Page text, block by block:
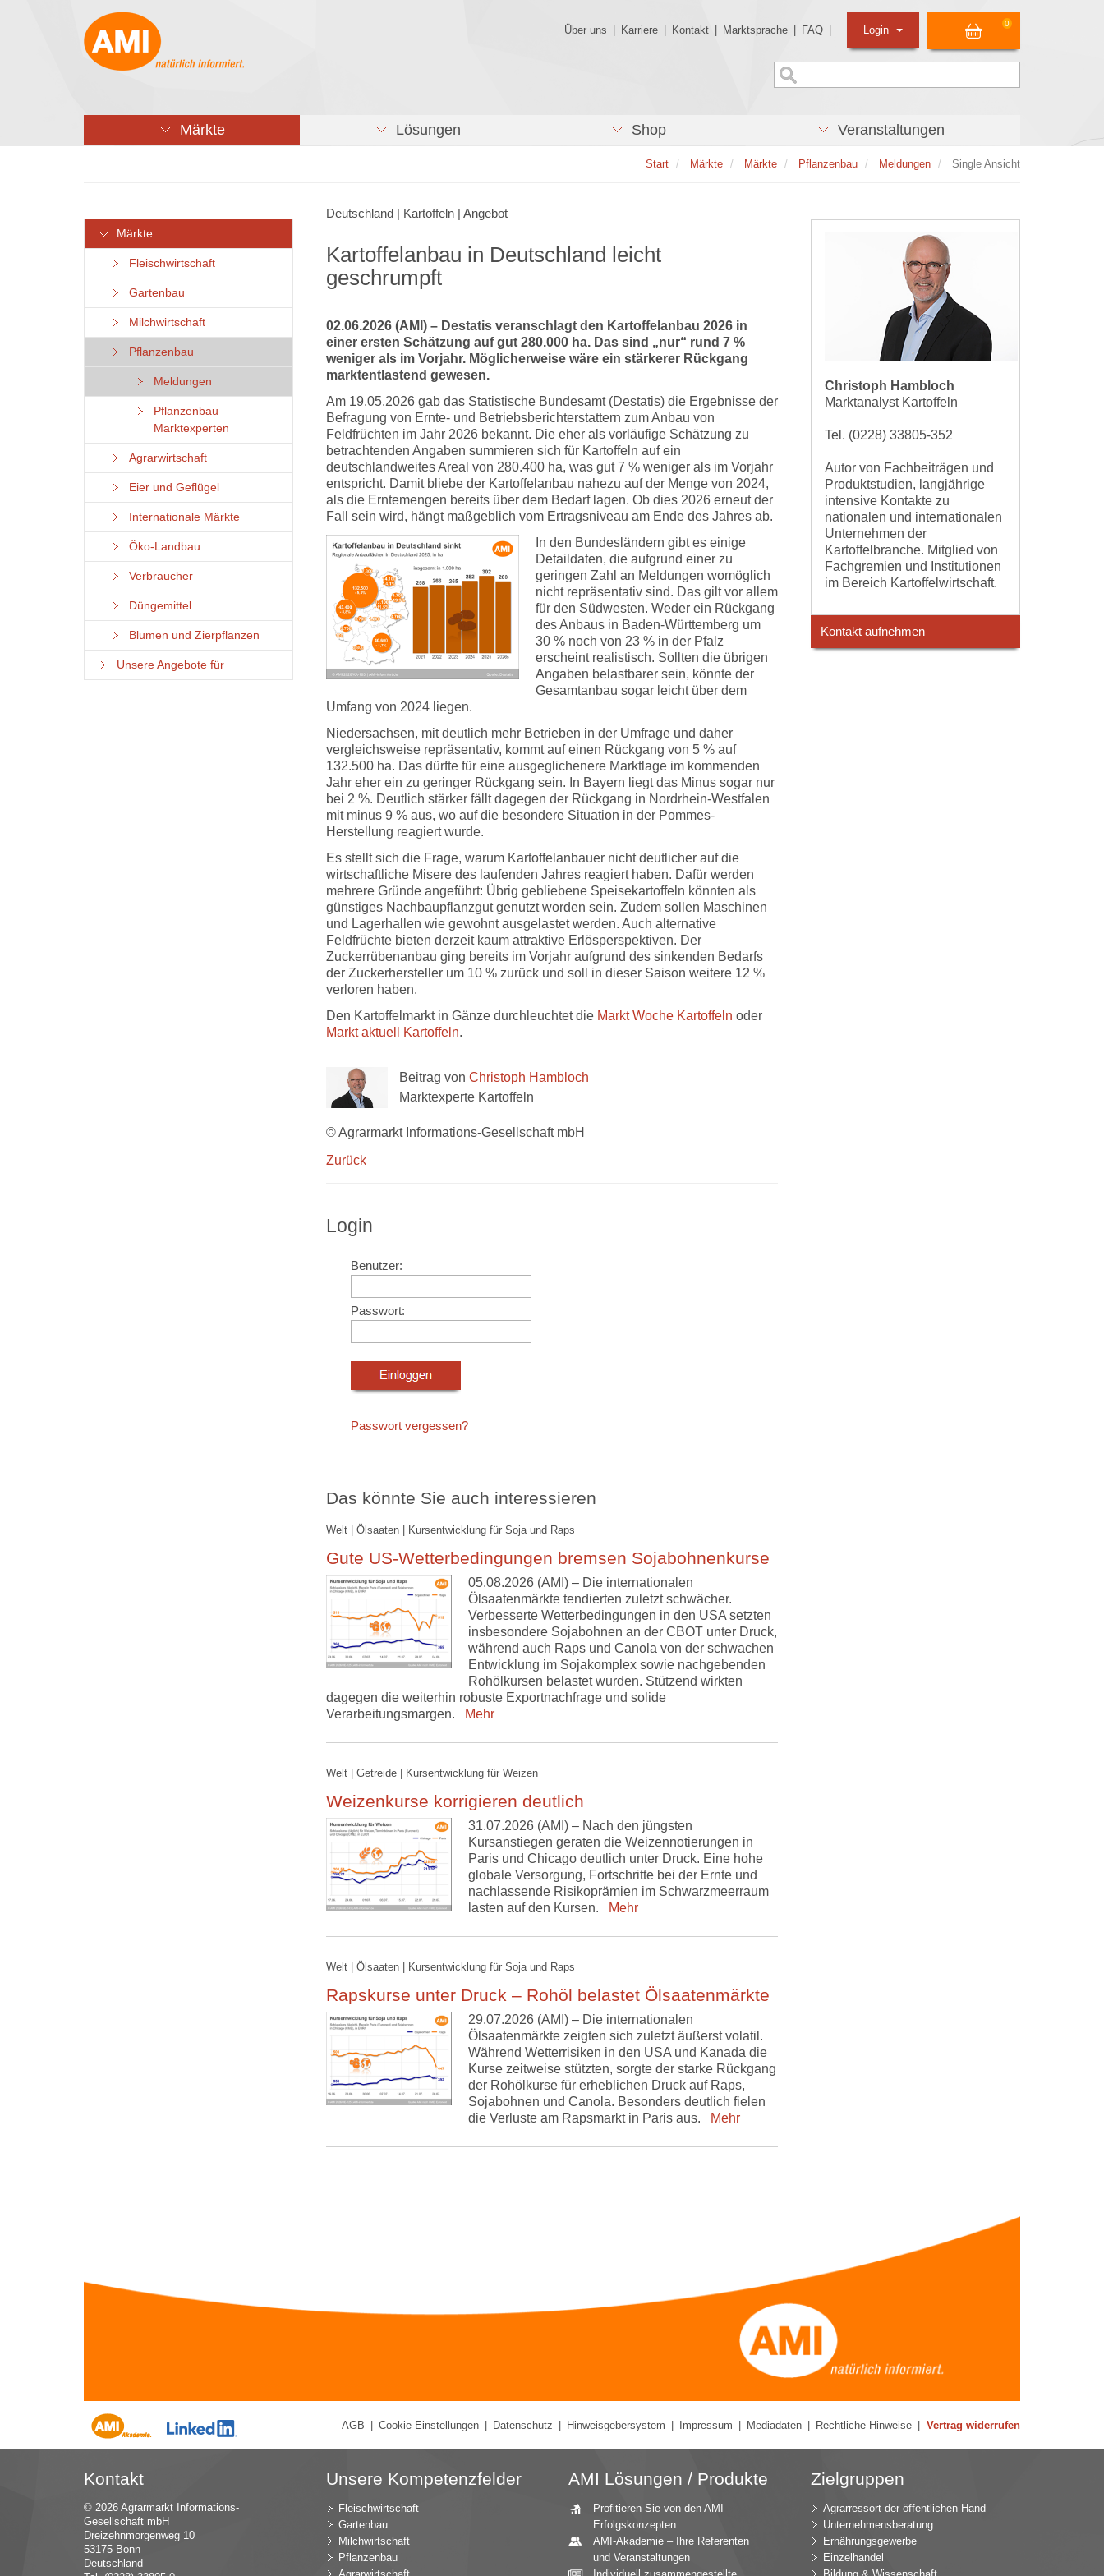
Über uns Karriere Kontakt Marktsprache FAQ
0
Login
Märkte Lösungen Shop Veranstaltungen
Start Märkte Märkte Pflanzenbau Meldungen Single Ansicht
Märkte
Fleischwirtschaft
Gartenbau
Milchwirtschaft
Pflanzenbau
Meldungen
Pflanzenbau
Marktexperten
Agrarwirtschaft
Eier und Geflügel
Internationale Märkte
Öko-Landbau
Verbraucher
Düngemittel
Blumen und Zierpflanzen
Unsere Angebote für
Deutschland | Kartoffeln | Angebot
Kartoffelanbau in Deutschland leicht
geschrumpft
02.06.2026 (AMI) – Destatis veranschlagt den Kartoffelanbau 2026 in
einer ersten Schätzung auf gut 280.000 ha. Das sind „nur“ rund 7 %
weniger als im Vorjahr. Möglicherweise wäre ein stärkerer Rückgang
marktentlastend gewesen.
Am 19.05.2026 gab das Statistische Bundesamt (Destatis) die Ergebnisse der
Befragung von Ernte- und Betriebsberichterstattern zum Anbau von
Feldfrüchten im Jahr 2026 bekannt. Die eher als vorläufige Schätzung zu
betrachtenden Angaben summieren sich für Kartoffeln auf ein
deutschlandweites Areal von 280.400 ha, was gut 7 % weniger als im Vorjahr
entspricht. Damit bliebe der Kartoffelanbau nahezu auf der Menge von 2024,
als die Erntemengen bereits über dem Bedarf lagen. Ob dies 2026 erneut der
Fall sein wird, hängt maßgeblich vom Ertragsniveau am Ende des Jahres ab.
In den Bundesländern gibt es einige
Detaildaten, die aufgrund einer zu
geringen Zahl an Meldungen womöglich
nicht repräsentativ sind. Das gilt vor allem
für den Südwesten. Weder ein Rückgang
des Anbaus in Baden-Württemberg um
30 % noch von 23 % in der Pfalz
erscheint realistisch. Sollten die übrigen
Angaben belastbarer sein, könnte der
Gesamtanbau sogar leicht über dem
Umfang von 2024 liegen.
Niedersachsen, mit deutlich mehr Betrieben in der Umfrage und daher
vergleichsweise repräsentativ, kommt auf einen Rückgang von 5 % auf
132.500 ha. Das dürfte für eine ausgeglichenere Marktlage im kommenden
Jahr eher ein zu geringer Rückgang sein. In Bayern liegt das Minus sogar nur
bei 2 %. Deutlich stärker fällt dagegen der Rückgang in Nordrhein-Westfalen
mit minus 9 % aus, wo auf die besondere Situation in der Pommes-
Herstellung reagiert wurde.
Es stellt sich die Frage, warum Kartoffelanbauer nicht deutlicher auf die
wirtschaftliche Misere des laufenden Jahres reagiert haben. Dafür werden
mehrere Gründe angeführt: Übrig gebliebene Speisekartoffeln könnten als
günstiges Nachbaupflanzgut genutzt worden sein. Zudem sollen Maschinen
und Lagerhallen wie gewohnt ausgelastet werden. Auch alternative
Feldfrüchte bieten derzeit kaum attraktive Erlösperspektiven. Der
Zuckerrübenanbau ging bereits im Vorjahr aufgrund des sinkenden Bedarfs
der Zuckerhersteller um 10 % zurück und soll in dieser Saison weitere 12 %
verloren haben.
Den Kartoffelmarkt in Gänze durchleuchtet die Markt Woche Kartoffeln oder
Markt aktuell Kartoffeln.
Beitrag von Christoph Hambloch
Marktexperte Kartoffeln
© Agrarmarkt Informations-Gesellschaft mbH
Zurück
Login
Benutzer:
Passwort:
Passwort vergessen?
Das könnte Sie auch interessieren
Welt | Ölsaaten | Kursentwicklung für Soja und Raps
Gute US-Wetterbedingungen bremsen Sojabohnenkurse
05.08.2026 (AMI) – Die internationalen
Ölsaatenmärkte tendierten zuletzt schwächer.
Verbesserte Wetterbedingungen in den USA setzten
insbesondere Sojabohnen an der CBOT unter Druck,
während auch Raps und Canola von der schwachen
Entwicklung im Sojakomplex sowie nachgebenden
Rohölkursen belastet wurden. Stützend wirkten
dagegen die weiterhin robuste Exportnachfrage und solide
Verarbeitungsmargen.
Mehr
Welt | Getreide | Kursentwicklung für Weizen
Weizenkurse korrigieren deutlich
31.07.2026 (AMI) – Nach den jüngsten
Kursanstiegen geraten die Weizennotierungen in
Paris und Chicago deutlich unter Druck. Eine hohe
globale Versorgung, Fortschritte bei der Ernte und
nachlassende Risikoprämien im Schwarzmeerraum
lasten auf den Kursen.
Mehr
Welt | Ölsaaten | Kursentwicklung für Soja und Raps
Rapskurse unter Druck – Rohöl belastet Ölsaatenmärkte
29.07.2026 (AMI) – Die internationalen
Ölsaatenmärkte zeigten sich zuletzt äußerst volatil.
Während Wetterrisiken in den USA und Kanada die
Kurse zeitweise stützten, sorgte der starke Rückgang
der Rohölkurse für erheblichen Druck auf Raps,
Sojabohnen und Canola. Besonders deutlich fielen
die Verluste am Rapsmarkt in Paris aus.
Mehr
Christoph Hambloch
Marktanalyst Kartoffeln
Tel. (0228) 33805-352
Autor von Fachbeiträgen und
Produktstudien, langjährige
intensive Kontakte zu
nationalen und internationalen
Unternehmen der
Kartoffelbranche. Mitglied von
Fachgremien und Institutionen
im Bereich Kartoffelwirtschaft.
Kontakt aufnehmen
AGB Cookie Einstellungen Datenschutz Hinweisgebersystem Impressum Mediadaten Rechtliche Hinweise Vertrag widerrufen
Kontakt
© 2026 Agrarmarkt Informations-
Gesellschaft mbH
Dreizehnmorgenweg 10
53175 Bonn
Deutschland
Unsere Kompetenzfelder
Fleischwirtschaft
Gartenbau
Milchwirtschaft
Pflanzenbau
AMI Lösungen / Produkte
Profitieren Sie von den AMI
Erfolgskonzepten
AMI-Akademie – Ihre Referenten
und Veranstaltungen
Zielgruppen
Agrarressort der öffentlichen Hand
Unternehmensberatung
Ernährungsgewerbe
Einzelhandel